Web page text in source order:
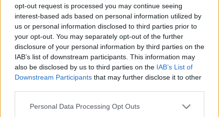
opt-out request is processed you may continue seeing
interest-based ads based on personal information utilized by
us or personal information disclosed to third parties prior to
your opt-out. You may separately opt-out of the further
disclosure of your personal information by third parties on the
IAB’s list of downstream participants. This information may
also be disclosed by us to third parties on the IAB’s List of
Downstream Participants that may further disclose it to other
Personal Data Processing Opt Outs
Jakie perfumy kupujecie i gdzie?
Witam, chciałabym zapytać w jakie perfumy się
zaopatrujecie? Które bardzo wam się podobają?
adams44
Forum:Po godzinach
Naturalne środki na potencję